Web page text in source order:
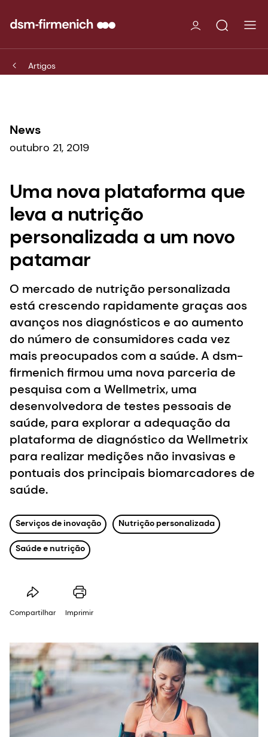
Artigos
News
outubro 21, 2019
Uma nova plataforma que
leva a nutrição
personalizada a um novo
patamar
O mercado de nutrição personalizada
está crescendo rapidamente graças aos
avanços nos diagnósticos e ao aumento
do número de consumidores cada vez
mais preocupados com a saúde. A dsm-
firmenich firmou uma nova parceria de
pesquisa com a Wellmetrix, uma
desenvolvedora de testes pessoais de
saúde, para explorar a adequação da
plataforma de diagnóstico da Wellmetrix
para realizar medições não invasivas e
pontuais dos principais biomarcadores de
saúde.
Serviços de inovação Nutrição personalizada
Saúde e nutrição
Compartilhar Imprimir